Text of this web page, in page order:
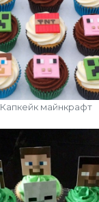
Капкейк майнкрафт